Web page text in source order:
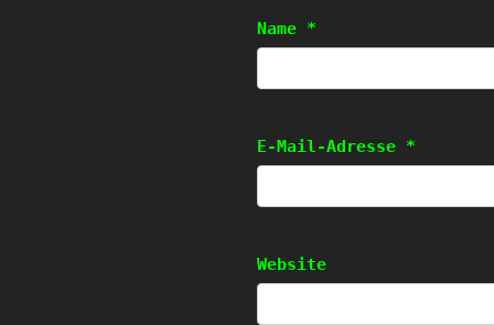
Name *
E-Mail-Adresse *
Website